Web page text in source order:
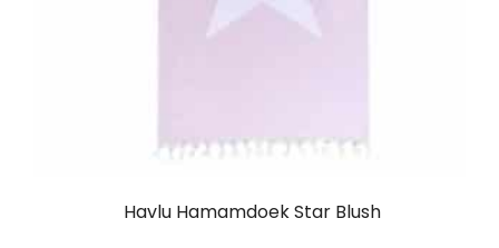
Havlu Hamamdoek Star Blush